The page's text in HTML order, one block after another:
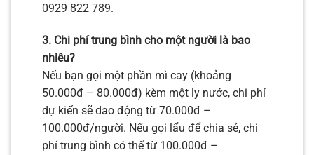
0929 822 789.
3. Chi phí trung bình cho một người là bao
nhiêu?
Nếu bạn gọi một phần mì cay (khoảng
50.000đ – 80.000đ) kèm một ly nước, chi phí
dự kiến sẽ dao động từ 70.000đ –
100.000đ/người. Nếu gọi lẩu để chia sẻ, chi
phí trung bình có thể từ 100.000đ –